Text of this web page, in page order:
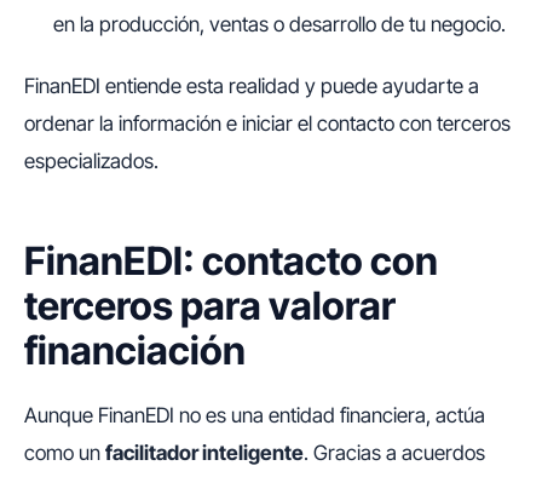
en la producción, ventas o desarrollo de tu negocio.
FinanEDI entiende esta realidad y puede ayudarte a
ordenar la información e iniciar el contacto con terceros
especializados.
FinanEDI: contacto con
terceros para valorar
financiación
Aunque FinanEDI no es una entidad financiera, actúa
como un facilitador inteligente. Gracias a acuerdos